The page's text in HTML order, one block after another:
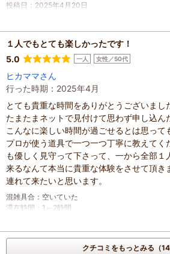
投稿日 ： 2025年4月20日
１人でもとても楽しかったです！
5.0
一人 女性／50代
ヒカママさん
行った時期：2025年4月
とても貴重な時間をありがとうございまし
たまたまネットで見付けて思わず申し込
こんなに楽しい時間が過ごせるとは思って
プロが使う道具で一つ一つ丁寧に教えてく
も優しく見守って下さって、一から全部１
来るなんて本当に貴重な体験をさせて頂き
連れて来たいと思います。
混雑具合 ： 空いていた
滞在時間 ： 1～2時間
投稿日：2025年4月20日
クチコミをもっとみる（14